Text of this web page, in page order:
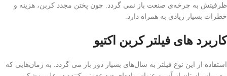
ظرفیتش به چرخه‌ی صنعت باز نمی گردد. چون پختن مجدد کربن، هزینه و
خطرات بسیار زیادی به همراه دارد.
کاربرد های فیلتر کربن اکتیو
استفاده از این نوع فیلتر به سال‌های بسیار دور باز می گردد. به زمان‌هایی که